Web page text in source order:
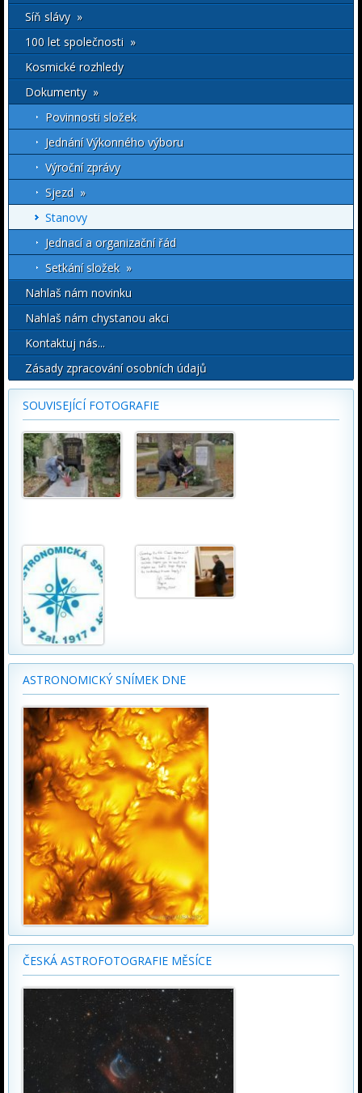
Síň slávy »
100 let společnosti »
Kosmické rozhledy
Dokumenty »
Povinnosti složek
Jednání Výkonného výboru
Výroční zprávy
Sjezd »
Stanovy
Jednací a organizační řád
Setkání složek »
Nahlaš nám novinku
Nahlaš nám chystanou akci
Kontaktuj nás...
Zásady zpracování osobních údajů
SOUVISEJÍCÍ FOTOGRAFIE
ASTRONOMICKÝ SNÍMEK DNE
ČESKÁ ASTROFOTOGRAFIE MĚSÍCE